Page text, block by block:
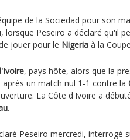
de la Sociedad pour son
lorsque Peseiro a déclaré qu'il
jouer pour le Nigeria à la
, pays hôte, alors que la
un match nul 1-1 contre la
La Côte d'Ivoire a
.
Peseiro mercredi, interrogé